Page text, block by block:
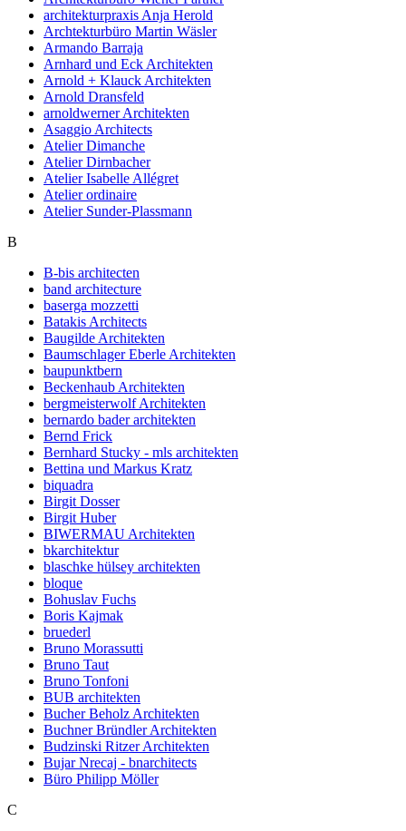
architekturpraxis Anja Herold
Archtekturbüro Martin Wäsler
Armando Barraja
Arnhard und Eck Architekten
Arnold + Klauck Architekten
Arnold Dransfeld
arnoldwerner Architekten
Asaggio Architects
Atelier Dimanche
Atelier Dirnbacher
Atelier Isabelle Allégret
Atelier ordinaire
Atelier Sunder-Plassmann
B
B-bis architecten
band architecture
baserga mozzetti
Batakis Architects
Baugilde Architekten
Baumschlager Eberle Architekten
baupunktbern
Beckenhaub Architekten
bergmeisterwolf Architekten
bernardo bader architekten
Bernd Frick
Bernhard Stucky - mls architekten
Bettina und Markus Kratz
biquadra
Birgit Dosser
Birgit Huber
BIWERMAU Architekten
bkarchitektur
blaschke hülsey architekten
bloque
Bohuslav Fuchs
Boris Kajmak
bruederl
Bruno Morassutti
Bruno Taut
Bruno Tonfoni
BUB architekten
Bucher Beholz Architekten
Buchner Bründler Architekten
Budzinski Ritzer Architekten
Bujar Nrecaj - bnarchitects
Büro Philipp Möller
C